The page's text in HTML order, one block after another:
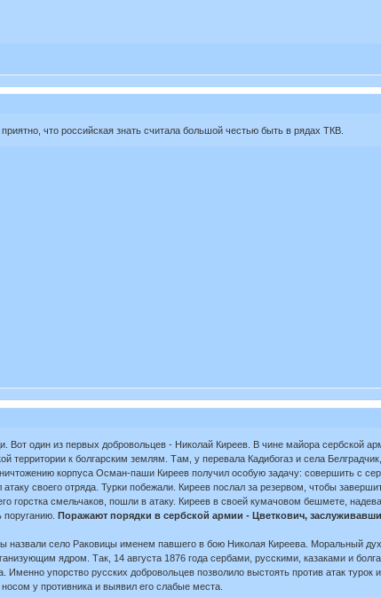
что российская знать считала большой честью быть в рядах ТКВ.
один из первых добровольцев - Николай Киреев. В чине майора сербской
территории к болгарским землям. Там, у перевала Кадибогаз и села
корпуса Осман-паши Киреев получил особую задачу: совершить с
своего отряда. Турки побежали. Киреев послал за резервом, чтобы
горстка смельчаков, пошли в атаку. Киреев в своей кумачовом бешмете,
поруганию. Поражают порядки в сербской армии - Цветкович,
назвали село Раковицы именем павшего в бою Николая Киреева. Моральный
ядром. Так, 14 августа 1876 года сербами, русскими, казаками и
Именно упорство русских добровольцев позволило выстоять против атак
у противника и выявил его слабые места.